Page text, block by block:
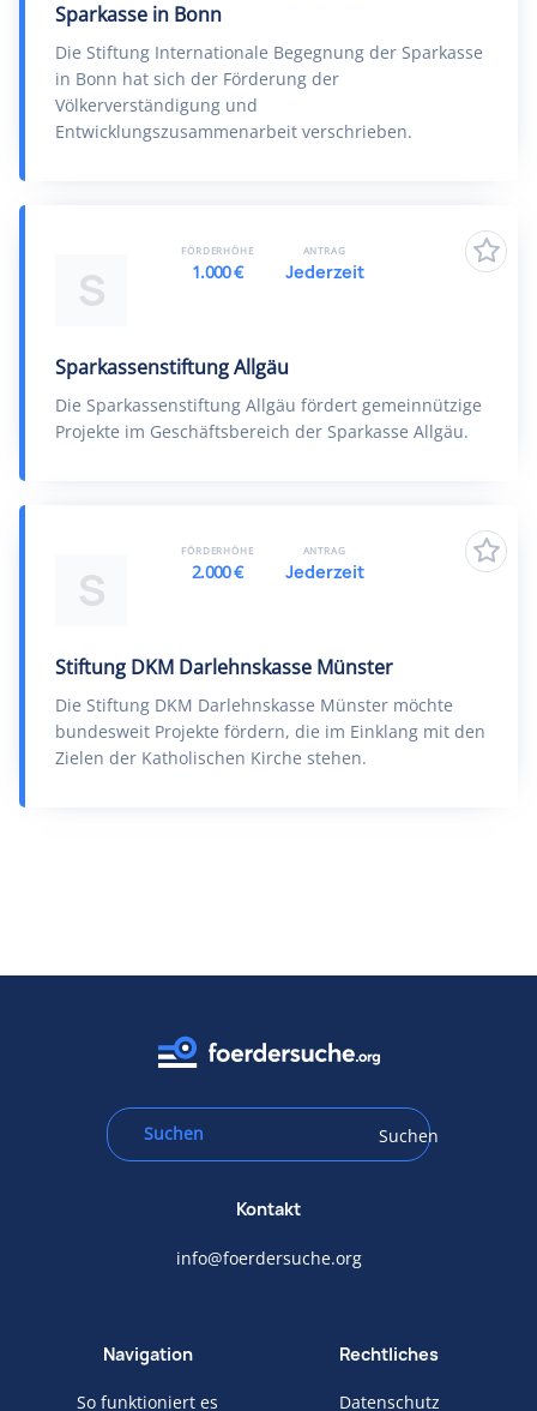
Sparkasse in Bonn
Die Stiftung Internationale Begegnung der Sparkasse
in Bonn hat sich der Förderung der
Völkerverständigung und
Entwicklungszusammenarbeit verschrieben.
S
Sparkassenstiftung Allgäu
Die Sparkassenstiftung Allgäu fördert gemeinnützige
Projekte im Geschäftsbereich der Sparkasse Allgäu.
FÖRDERHÖHE
1.000 €
ANTRAG
Jederzeit
S
Stiftung DKM Darlehnskasse Münster
Die Stiftung DKM Darlehnskasse Münster möchte
bundesweit Projekte fördern, die im Einklang mit den
Zielen der Katholischen Kirche stehen.
FÖRDERHÖHE
2.000 €
ANTRAG
Jederzeit
Suchen
Kontakt
info@foerdersuche.org
Navigation
So funktioniert es
Rechtliches
Datenschutz